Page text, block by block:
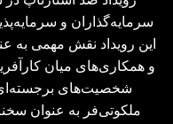
سرمایه‌گذاران و
این رویداد نقش مهمی به
و همکاری‌های میان
شخصیت‌های برجسته‌ای
ملکوتی‌فر به عنوان